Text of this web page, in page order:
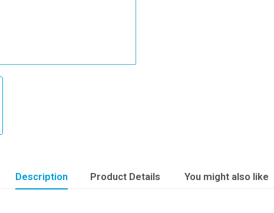
Description Product Details You might also like